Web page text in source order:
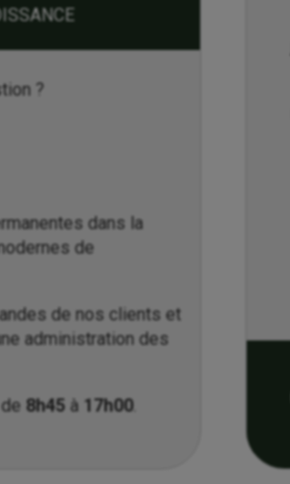
?
dans la
de
de nos clients et
administration des
8h45à 17h00.